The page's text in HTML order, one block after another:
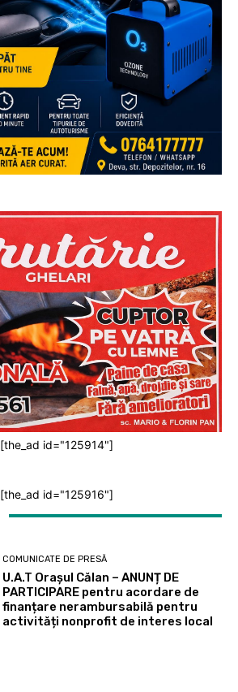
[the_ad id="125914"]
[the_ad id="125916"]
COMUNICATE DE PRESĂ
U.A.T Orașul Călan – ANUNȚ DE
PARTICIPARE pentru acordare de
finanțare nerambursabilă pentru
activități nonprofit de interes local